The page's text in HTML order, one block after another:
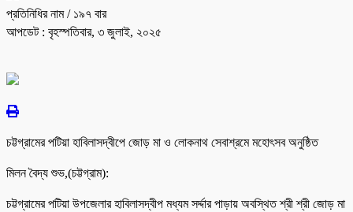
প্রতিনিধির নাম/ ১৯৭ বার
আপডেট : বৃহস্পতিবার, ৩ জুলাই, ২০২৫
চট্টগ্রামের পটিয়া হাবিলাসদ্বীপে জোড় মা ও লোকনাথ সেবাশ্রমে মহোৎসব অনুষ্ঠিত
মিলন বৈদ্য শুভ,(চট্টগ্রাম):
চট্টগ্রামের পটিয়া উপজেলার হাবিলাসদ্বীপ মধ্যম সর্দ্দার পাড়ায় অবস্থিত শ্রী শ্রী জোড় মা